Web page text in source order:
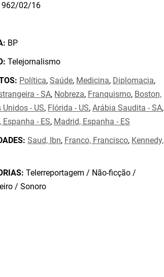
02/16
BP
Telejornalismo
Política,Saúde, Medicina, Diplomacia,
- SA, Nobreza, Franquismo, Boston,
Unidos - US, Flórida - US,Arábia Saudita - SA,
Espanha - ES, Madrid, Espanha - ES
Saud, Ibn, Franco, Francisco, Kennedy,
Telerreportagem / Não-ficção /
/ Sonoro